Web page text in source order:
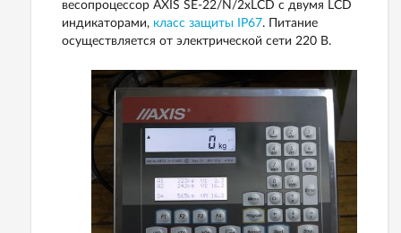
весопроцессор AXIS SE-22/N/2xLCD с двумя LСD
индикаторами, класс защиты IP67. Питание
осуществляется от электрической сети 220 В.